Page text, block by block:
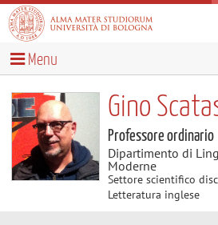
Menu
Gino
Professore ordinario
Dipartimento di
Moderne
Settore scientifico
Letteratura inglese